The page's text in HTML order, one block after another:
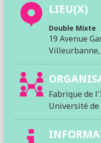
LIEU(X)
Double Mixte
19 Avenue
Villeurbanne,
Fabrique de
Université de